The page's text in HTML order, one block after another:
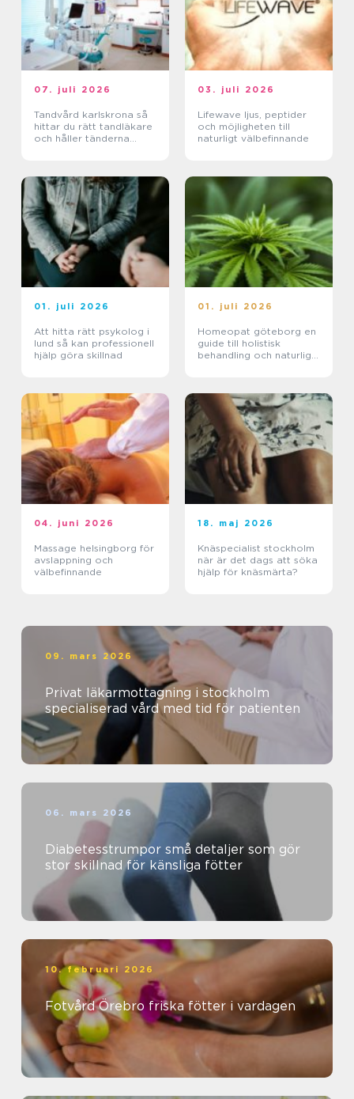
07. juli 2026
Tandvård karlskrona så
hittar du rätt tandläkare
och håller tänderna
03. juli 2026
Lifewave ljus, peptider
och möjligheten till
naturligt välbefinnande
01. juli 2026
Att hitta rätt psykolog i
lund så kan professionell
hjälp göra skillnad
01. juli 2026
Homeopat göteborg en
guide till holistisk
behandling och naturlig
04. juni 2026
Massage helsingborg för
avslappning och
välbefinnande
18. maj 2026
Knäspecialist stockholm
när är det dags att söka
hjälp för knäsmärta?
09. mars 2026
Privat läkarmottagning i stockholm
specialiserad vård med tid för patienten
06. mars 2026
Diabetesstrumpor små detaljer som gör
stor skillnad för känsliga fötter
10. februari 2026
Fotvård Örebro friska fötter i vardagen